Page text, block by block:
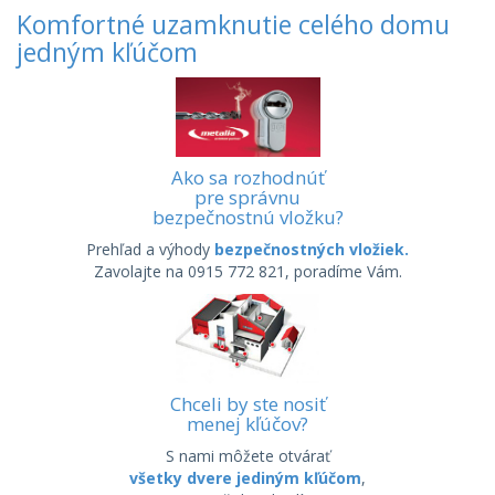
Komfortné uzamknutie celého domu
jedným kľúčom
Ako sa rozhodnúť
pre správnu
bezpečnostnú vložku?
Prehľad a výhody bezpečnostných vložiek.
Zavolajte na 0915 772 821, poradíme Vám.
Chceli by ste nosiť
menej kľúčov?
S nami môžete otvárať
všetky dvere jediným kľúčom,